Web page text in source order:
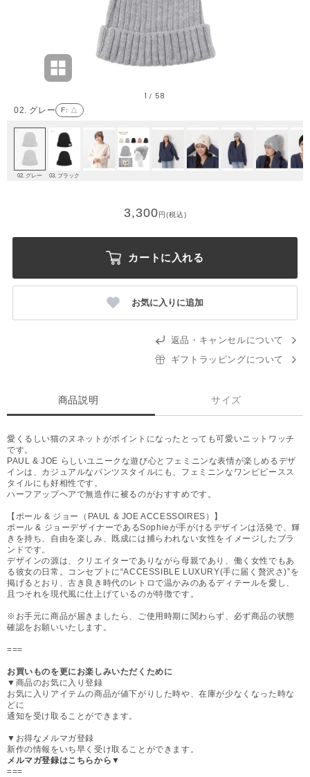
02. グレー F: △
1 / 58
02. グレー 03. ブラック
3,300円(税込)
カートに入れる
お気に入りに追加
返品・キャンセルについて
ギフトラッピングについて
商品説明 サイズ
愛くるしい猫のヌネットがポイントになったとっても可愛いニットワッチ
です。
PAUL & JOE らしいユニークな遊び心とフェミニンな表情が楽しめるデザ
インは、カジュアルなパンツスタイルにも、フェミニンなワンピピースス
タイルにも好相性です。
ハーフアップヘアで無造作に被るのがおすすめです。
【ポール & ジョー（PAUL & JOE ACCESSOIRES）】
ポール & ジョーデザイナーであるSophieが手がけるデザインは活発で、輝
きを持ち、自由を楽しみ、既成には捕らわれない女性をイメージしたブラ
ンドです。
デザインの源は、クリエイターでありながら母親であり、働く女性でもあ
る彼女の日常。コンセプトに“ACCESSIBLE LUXURY(手に届く贅沢さ)”を
掲げるとおり、古き良き時代のレトロで温かみのあるディテールを愛し、
且つそれを現代風に仕上げているのが特徴です。
※お手元に商品が届きましたら、ご使用時期に関わらず、必ず商品の状態
確認をお願いいたします。
===
お買いものを更にお楽しみいただくために
▼商品のお気に入り登録
お気に入りアイテムの商品が値下がりした時や、在庫が少なくなった時な
どに
通知を受け取ることができます。
▼お得なメルマガ登録
新作の情報をいち早く受け取ることができます。
メルマガ登録はこちらから▼
===